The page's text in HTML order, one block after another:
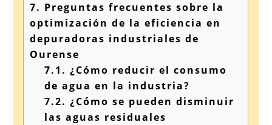
7. Preguntas frecuentes sobre la
optimización de la eficiencia en
depuradoras industriales de
Ourense
7.1. ¿Cómo reducir el consumo
de agua en la industria?
7.2. ¿Cómo se pueden disminuir
las aguas residuales